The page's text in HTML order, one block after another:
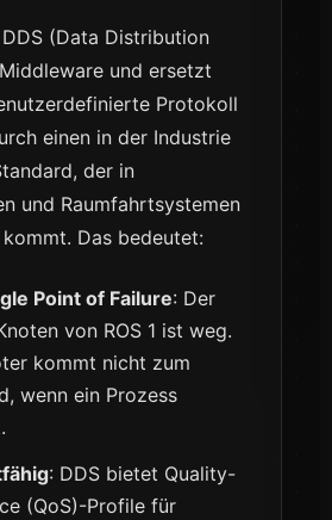
(Data Distribution
und ersetzt
Protokoll
einen in der Industrie
der in
und Raumfahrtsystemen
Das bedeutet:
Point of Failure: Der
von ROS 1 ist weg.
kommt nicht zum
wenn ein Prozess
: DDS bietet Quality-
(QoS)-Profile für